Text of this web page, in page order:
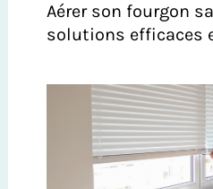
Aérer son fourgon
solutions efficaces